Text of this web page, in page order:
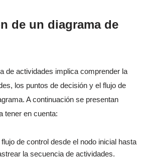
de un diagrama de
de actividades implica comprender la
los puntos de decisión y el flujo de
A continuación se presentan
tener en cuenta:
de control desde el nodo inicial hasta
la secuencia de actividades.